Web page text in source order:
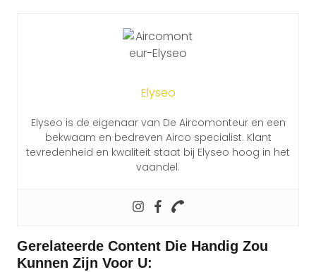
Elyseo
Elyseo is de eigenaar van De Aircomonteur en een
bekwaam en bedreven Airco specialist. Klant
tevredenheid en kwaliteit staat bij Elyseo hoog in het
vaandel.
Gerelateerde Content Die Handig Zou
Kunnen Zijn Voor U: